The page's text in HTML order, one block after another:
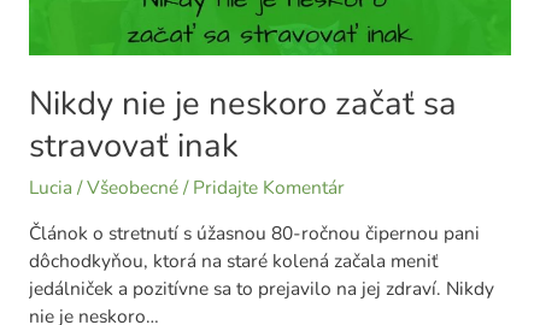
Nikdy nie je neskoro začať sa
stravovať inak
Lucia /Všeobecné/Pridajte Komentár
Článok o stretnutí s úžasnou 80-ročnou čipernou pani
dôchodkyňou, ktorá na staré kolená začala meniť
jedálniček a pozitívne sa to prejavilo na jej zdraví. Nikdy
nie je neskoro…